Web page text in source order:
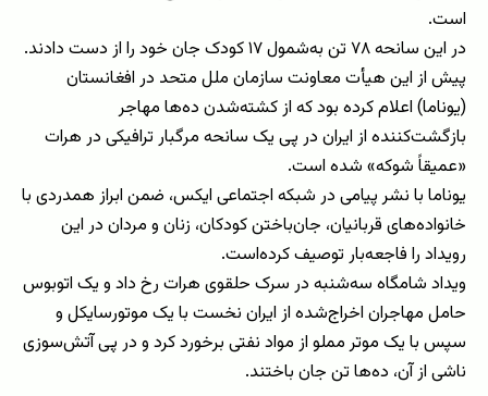
است.
در این سانحه ۷۸ تن به‌شمول ۱۷ کودک جان خود را از دست دادند.
پیش از این هیأت معاونت سازمان ملل متحد در افغانستان
(یوناما) اعلام کرده بود که از کشته‌شدن ده‌ها مهاجر
بازگشت‌کننده از ایران در پی یک سانحه مرگبار ترافیکی در هرات
«عمیقاً شوکه» شده است.
یوناما با نشر پیامی در شبکه اجتماعی ایکس، ضمن ابراز همدردی با
خانواده‌های قربانیان، جان‌باختن کودکان، زنان و مردان در این
رویداد را فاجعه‌بار توصیف کرده‌است.
ویداد شامگاه سه‌شنبه در سرک حلقوی هرات رخ داد و یک اتوبوس
حامل مهاجران اخراج‌شده از ایران نخست با یک موتورسایکل و
سپس با یک موتر مملو از مواد نفتی برخورد کرد و در پی آتش‌سوزی
ناشی از آن، ده‌ها تن جان باختند.